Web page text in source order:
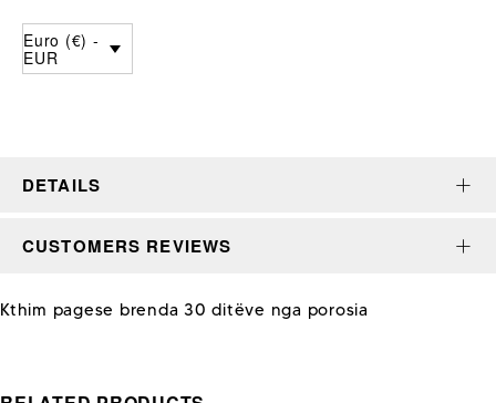
Euro (€) -
EUR
DETAILS
CUSTOMERS REVIEWS
Kthim pagese brenda 30 ditëve nga porosia